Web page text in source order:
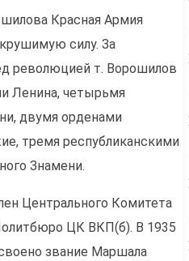
Красная Армия
силу. За
революцией т. Ворошилов
Ленина, четырьмя
двумя орденами
тремя республиканскими
Знамени.
Центрального Комитета
ЦК ВКП(б). В 1935
звание Маршала